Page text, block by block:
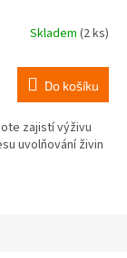
Skladem (2 ks)
Do košíku
zajistí výživu
uvolňování živin